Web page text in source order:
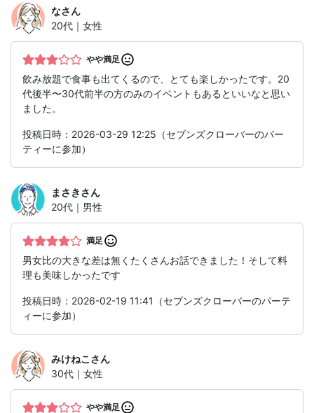
なさん
20代｜女性
やや満足
飲み放題で食事も出てくるので、とても楽しかったです。20
代後半〜30代前半の方のみのイベントもあるといいなと思い
ました。
投稿日時：2026-03-29 12:25（セブンズクローバーのパー
ティーに参加）
まさきさん
20代｜男性
満足
男女比の大きな差は無くたくさんお話できました！そして料
理も美味しかったです
投稿日時：2026-02-19 11:41（セブンズクローバーのパーテ
ィーに参加）
みけねこ さん
30代｜女性
やや満足